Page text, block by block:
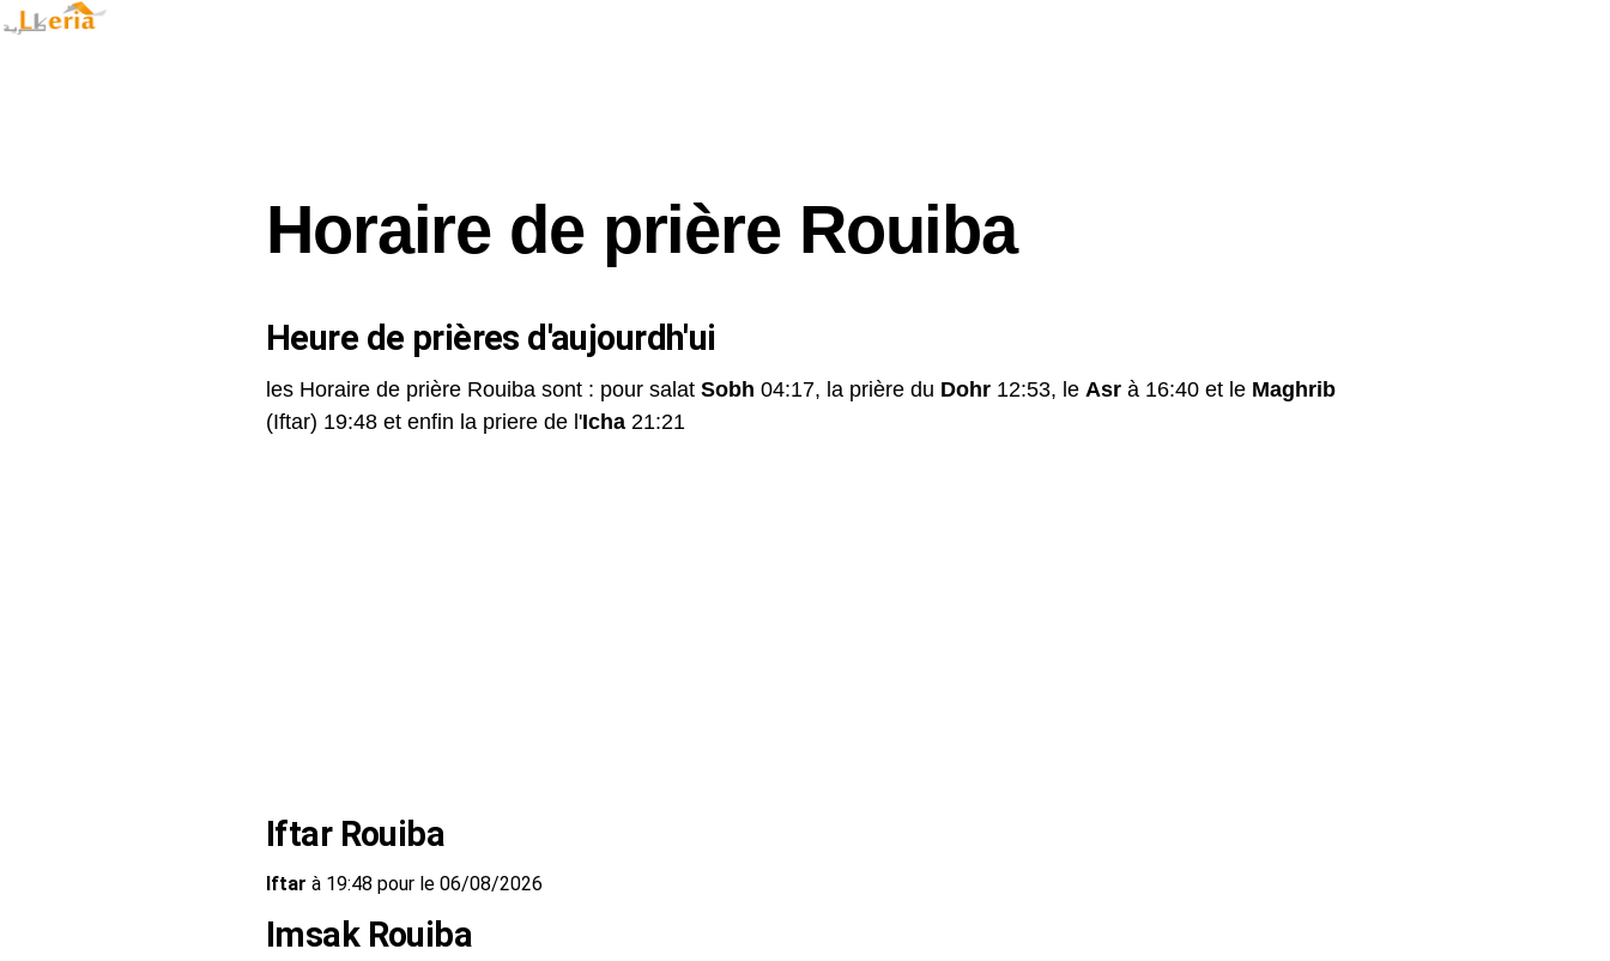
Horaire de prière Rouiba
Heure de prières d'aujourdh'ui
les Horaire de prière Rouiba sont : pour salat Sobh 04:17, la prière du Dohr 12:53, le Asr à 16:40 et le Maghrib
(Iftar) 19:48 et enfin la priere de l'Icha 21:21
Iftar Rouiba
Iftar à 19:48 pour le 06/08/2026
Imsak Rouiba